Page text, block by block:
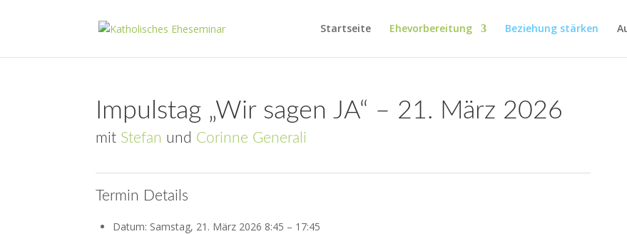
Startseite Ehevorbereitung Beziehung stärken
Impulstag „Wir sagen JA“ – 21. März 2026
mit Stefan und Corinne Generali
Termin Details
Datum: Samstag, 21. März 2026 8:45 – 17:45